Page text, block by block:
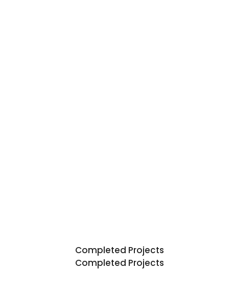
Completed Projects
Completed Projects